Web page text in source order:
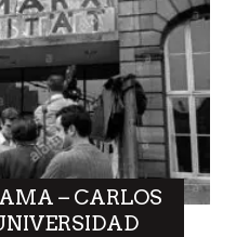
– CARLOS